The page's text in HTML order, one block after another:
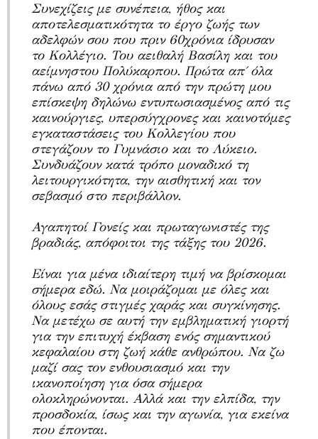
Συνεχίζεις με συνέπεια, ήθος και
αποτελεσματικότητα το έργο ζωής των
αδελφών σου που πριν 60χρόνια ίδρυσαν
το Κολλέγιο. Του αειθαλή Βασίλη και του
αείμνηστου Πολύκαρπου. Πρώτα απ΄ όλα
πάνω από 30 χρόνια από την πρώτη μου
επίσκεψη δηλώνω εντυπωσιασμένος από τις
καινούργιες, υπερσύγχρονες και καινοτόμες
εγκαταστάσεις του Κολλεγίου που
στεγάζουν το Γυμνάσιο και το Λύκειο.
Συνδυάζουν κατά τρόπο μοναδικό τη
λειτουργικότητα, την αισθητική και τον
σεβασμό στο περιβάλλον.
Αγαπητοί Γονείς και πρωταγωνιστές της
βραδιάς, απόφοιτοι της τάξης του 2026.
Είναι για μένα ιδιαίτερη τιμή να βρίσκομαι
σήμερα εδώ. Να μοιράζομαι με όλες και
όλους εσάς στιγμές χαράς και συγκίνησης.
Να μετέχω σε αυτή την εμβληματική γιορτή
για την επιτυχή έκβαση ενός σημαντικού
κεφαλαίου στη ζωή κάθε ανθρώπου. Να ζω
μαζί σας τον ενθουσιασμό και την
ικανοποίηση για όσα σήμερα
ολοκληρώνονται. Αλλά και την ελπίδα, την
προσδοκία, ίσως και την αγωνία, για εκείνα
που έπονται.